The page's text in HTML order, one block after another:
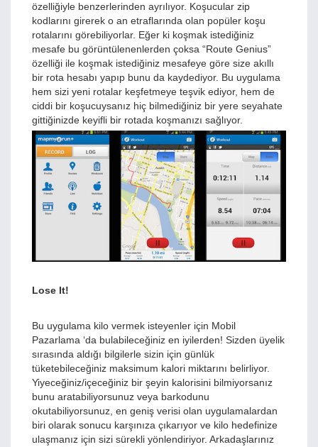
özelliğiyle benzerlerinden ayrılıyor. Koşucular zip
kodlarını girerek o an etraflarında olan popüler koşu
rotalarını görebiliyorlar. Eğer ki koşmak istediğiniz
mesafe bu görüntülenenlerden çoksa “Route Genius”
özelliği ile koşmak istediğiniz mesafeye göre size akıllı
bir rota hesabı yapıp bunu da kaydediyor. Bu uygulama
hem sizi yeni rotalar keşfetmeye teşvik ediyor, hem de
ciddi bir koşucuysanız hiç bilmediğiniz bir yere seyahate
gittiğinizde keyifli bir rotada koşmanızı sağlıyor.
Lose It!
Bu uygulama kilo vermek isteyenler için Mobil
Pazarlama ‘da bulabileceğiniz en iyilerden! Sizden üyelik
sırasında aldığı bilgilerle sizin için günlük
tüketebileceğiniz maksimum kalori miktarını belirliyor.
Yiyeceğiniz/içeceğiniz bir şeyin kalorisini bilmiyorsanız
bunu aratabiliyorsunuz veya barkodunu
okutabiliyorsunuz, en geniş verisi olan uygulamalardan
biri olarak sonucu karşınıza çıkarıyor ve kilo hedefinize
ulaşmanız için sizi sürekli yönlendiriyor. Arkadaşlarınız